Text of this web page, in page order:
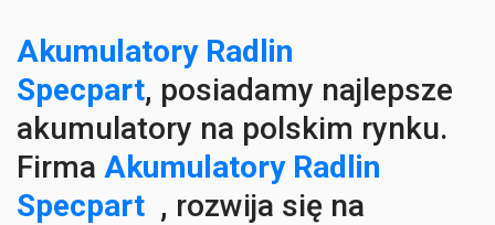
Akumulatory Radlin
Specpart, posiadamy najlepsze
akumulatory na polskim rynku.
Firma Akumulatory Radlin
Specpart , rozwija się na